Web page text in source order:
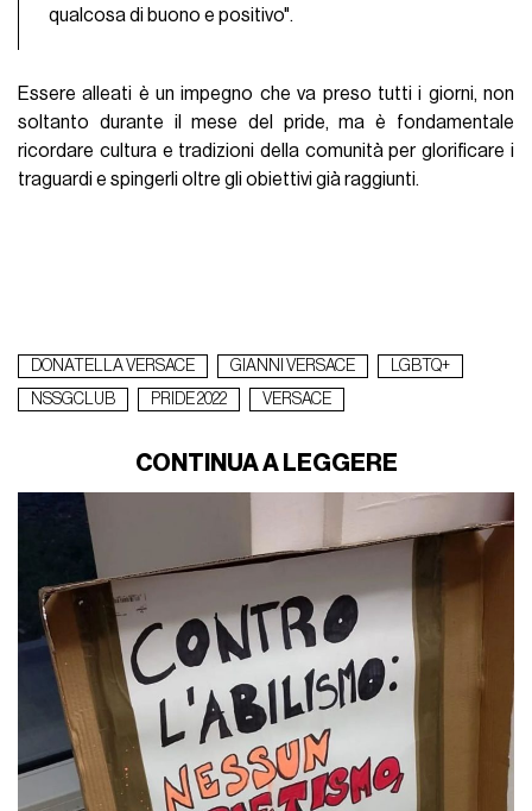
qualcosa di buono e positivo".
Essere alleati è un impegno che va preso tutti i giorni, non
soltanto durante il mese del pride, ma è fondamentale
ricordare cultura e tradizioni della comunità per glorificare i
traguardi e spingerli oltre gli obiettivi già raggiunti.
DONATELLA VERSACE GIANNI VERSACE
LGBTQ+
NSSGCLUB
PRIDE 2022 VERSACE
CONTINUA A LEGGERE